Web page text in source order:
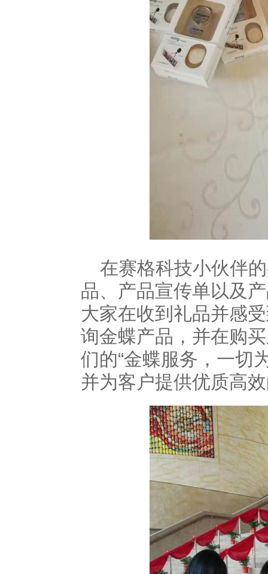
在赛格科技小伙伴
品、产品宣传单以及
大家在收到礼品并感
询金蝶产品，并在购
们的“金蝶服务，一切
并为客户提供优质高